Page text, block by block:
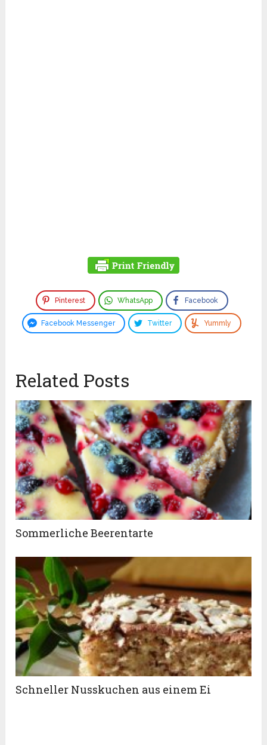
Pinterest WhatsApp Facebook
Facebook Messenger Twitter Yummly
Related Posts
Sommerliche Beerentarte
Schneller Nusskuchen aus einem Ei